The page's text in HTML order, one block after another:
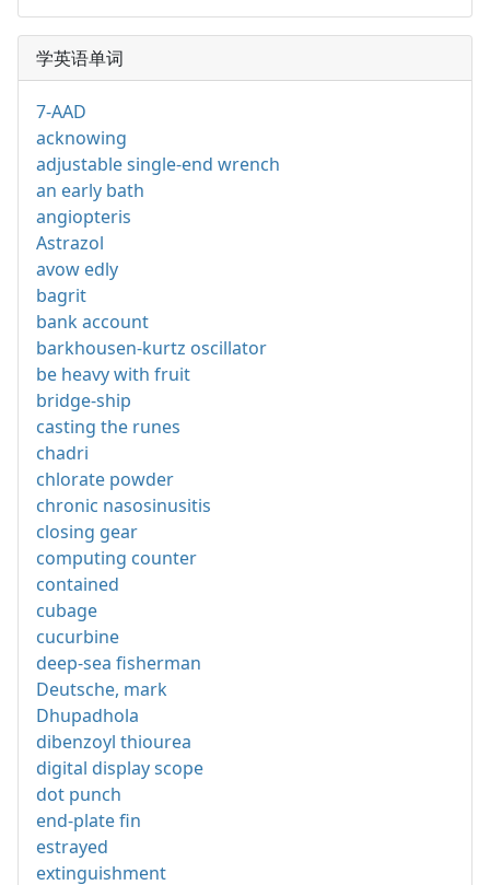
学英语单词
7-AAD
acknowing
adjustable single-end wrench
an early bath
angiopteris
Astrazol
avow edly
bagrit
bank account
barkhousen-kurtz oscillator
be heavy with fruit
bridge-ship
casting the runes
chadri
chlorate powder
chronic nasosinusitis
closing gear
computing counter
contained
cubage
cucurbine
deep-sea fisherman
Deutsche, mark
Dhupadhola
dibenzoyl thiourea
digital display scope
dot punch
end-plate fin
estrayed
extinguishment